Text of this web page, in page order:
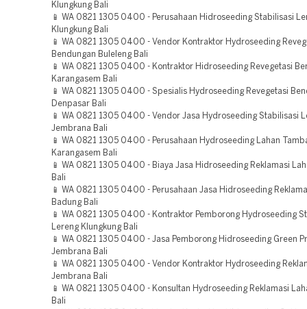
Klungkung Bali
📱 WA 0821 1305 0400 - Perusahaan Hidroseeding Stabilisasi
Klungkung Bali
📱 WA 0821 1305 0400 - Vendor Kontraktor Hydroseeding
Bendungan Buleleng Bali
📱 WA 0821 1305 0400 - Kontraktor Hidroseeding Revegetasi
Karangasem Bali
📱 WA 0821 1305 0400 - Spesialis Hydroseeding Revegetasi
Denpasar Bali
📱 WA 0821 1305 0400 - Vendor Jasa Hydroseeding Stabilisasi
Jembrana Bali
📱 WA 0821 1305 0400 - Perusahaan Hydroseeding Lahan
Karangasem Bali
📱 WA 0821 1305 0400 - Biaya Jasa Hidroseeding Reklamasi
Bali
📱 WA 0821 1305 0400 - Perusahaan Jasa Hidroseeding
Badung Bali
📱 WA 0821 1305 0400 - Kontraktor Pemborong Hydroseeding
Lereng Klungkung Bali
📱 WA 0821 1305 0400 - Jasa Pemborong Hidroseeding Green
Jembrana Bali
📱 WA 0821 1305 0400 - Vendor Kontraktor Hydroseeding
Jembrana Bali
📱 WA 0821 1305 0400 - Konsultan Hydroseeding Reklamasi
Bali